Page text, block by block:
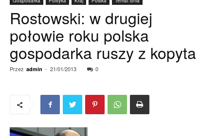
Rostowski: w drugiej
połowie roku polska
gospodarka ruszy z kopyta
Przez admin - 21/01/2013 0